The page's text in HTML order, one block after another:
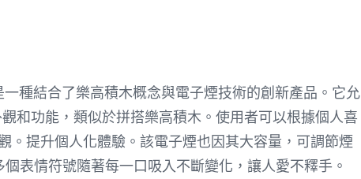
種結合了樂高積木概念與電子煙技術的創新產品。它允
和功能，類似於拼搭樂高積木。使用者可以根據個人喜
。提升個人化體驗。該電子煙也因其大容量，可調節煙
表情符號隨著每一口吸入不斷變化，讓人愛不釋手。